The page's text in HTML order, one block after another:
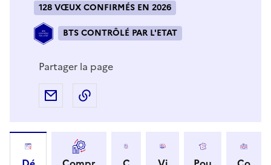
128 VŒUX CONFIRMÉS EN 2026
BTS CONTRÔLÉ PAR L'ETAT
Partager la page
Partager par e-mail